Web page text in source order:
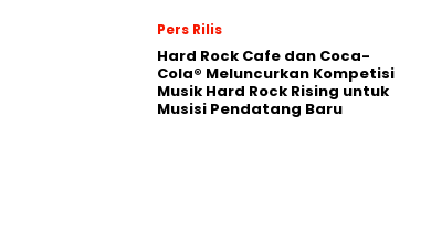
Pers Rilis
Hard Rock Cafe dan Coca-
Cola® Meluncurkan Kompetisi
Musik Hard Rock Rising untuk
Musisi Pendatang Baru